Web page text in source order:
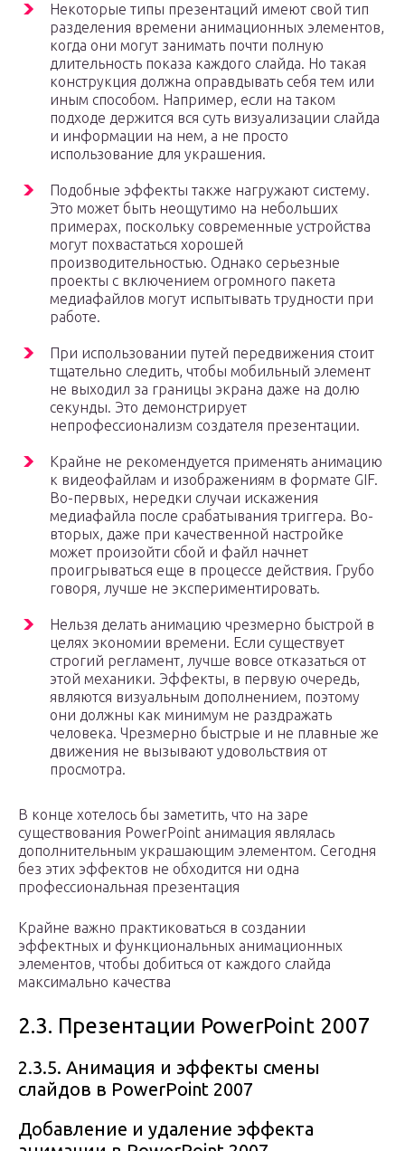
Некоторые типы презентаций имеют свой тип
разделения времени анимационных элементов,
когда они могут занимать почти полную
длительность показа каждого слайда. Но такая
конструкция должна оправдывать себя тем или
иным способом. Например, если на таком
подходе держится вся суть визуализации слайда
и информации на нем, а не просто
использование для украшения.
Подобные эффекты также нагружают систему.
Это может быть неощутимо на небольших
примерах, поскольку современные устройства
могут похвастаться хорошей
производительностью. Однако серьезные
проекты с включением огромного пакета
медиафайлов могут испытывать трудности при
работе.
При использовании путей передвижения стоит
тщательно следить, чтобы мобильный элемент
не выходил за границы экрана даже на долю
секунды. Это демонстрирует
непрофессионализм создателя презентации.
Крайне не рекомендуется применять анимацию
к видеофайлам и изображениям в формате GIF.
Во-первых, нередки случаи искажения
медиафайла после срабатывания триггера. Во-
вторых, даже при качественной настройке
может произойти сбой и файл начнет
проигрываться еще в процессе действия. Грубо
говоря, лучше не экспериментировать.
Нельзя делать анимацию чрезмерно быстрой в
целях экономии времени. Если существует
строгий регламент, лучше вовсе отказаться от
этой механики. Эффекты, в первую очередь,
являются визуальным дополнением, поэтому
они должны как минимум не раздражать
человека. Чрезмерно быстрые и не плавные же
движения не вызывают удовольствия от
просмотра.
В конце хотелось бы заметить, что на заре
существования PowerPoint анимация являлась
дополнительным украшающим элементом. Сегодня
без этих эффектов не обходится ни одна
профессиональная презентация
Крайне важно практиковаться в создании
эффектных и функциональных анимационных
элементов, чтобы добиться от каждого слайда
максимально качества
2.3. Презентации PowerPoint 2007
2.3.5. Анимация и эффекты смены
слайдов в PowerPoint 2007
Добавление и удаление эффекта